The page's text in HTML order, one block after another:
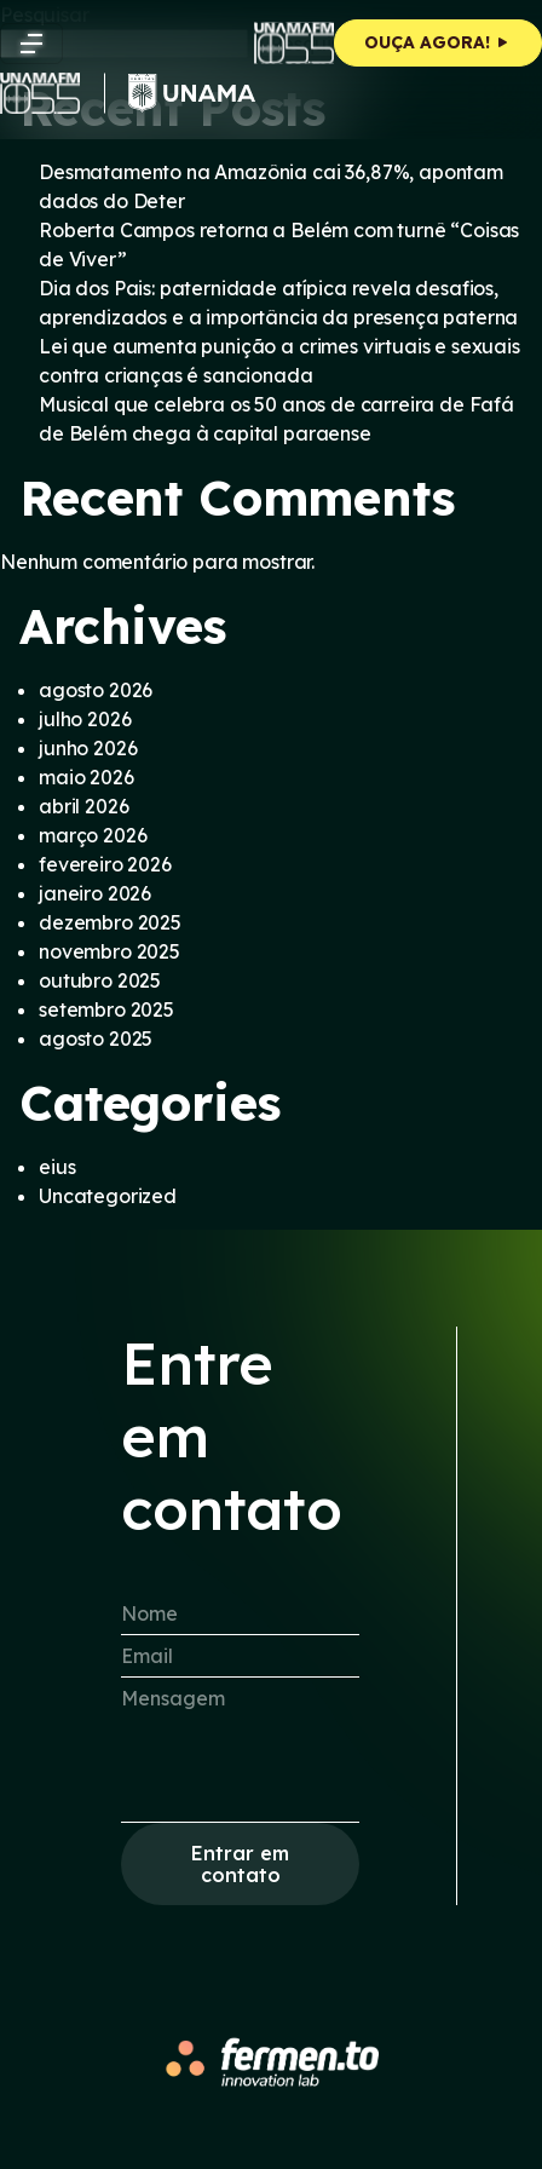
content
OUÇA AGORA!
Pesquisar
Pesquisar
Recent Posts
Desmatamento na Amazônia cai 36,87%, apontam
dados do Deter
Roberta Campos retorna a Belém com turnê “Coisas
de Viver”
Dia dos Pais: paternidade atípica revela desafios,
aprendizados e a importância da presença paterna
Lei que aumenta punição a crimes virtuais e sexuais
contra crianças é sancionada
Musical que celebra os 50 anos de carreira de Fafá
de Belém chega à capital paraense
Recent Comments
Nenhum comentário para mostrar.
Archives
agosto 2026
julho 2026
junho 2026
maio 2026
abril 2026
março 2026
fevereiro 2026
janeiro 2026
dezembro 2025
novembro 2025
outubro 2025
setembro 2025
agosto 2025
Categories
eius
Uncategorized
Entre
em
contato
Entrar em
contato